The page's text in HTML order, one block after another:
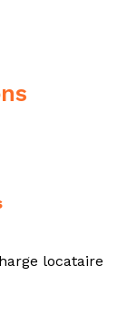
locataire